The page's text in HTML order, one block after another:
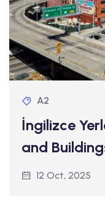
A2
İngilizce
and
12 Oct, 2025